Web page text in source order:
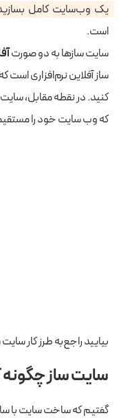
یک وب‌سایت کامل
است.
سایت ساز‌ها به دو صورت
ساز آفلاین نرم‌افزاری
کنید. در نقطه مقابل،
که وب سایت خود را
بیایید راجع‌به طرز کار
سایت ساز چگونه
گفتیم که ساخت سایت با